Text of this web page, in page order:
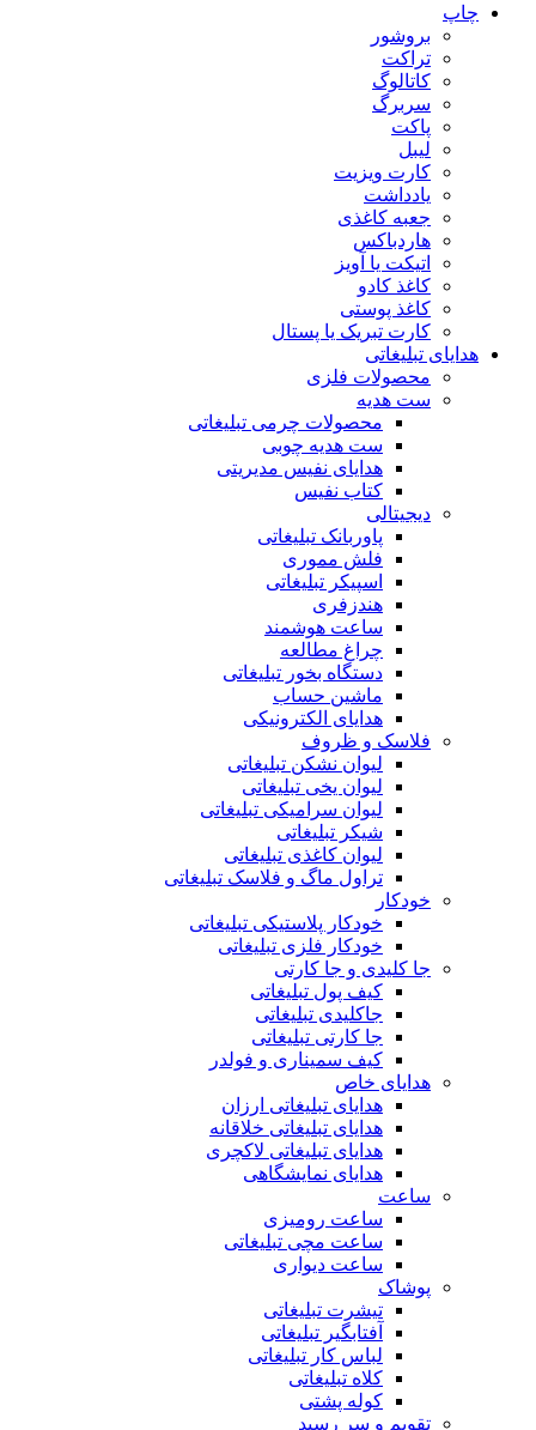
چاپ
بروشور
تراکت
کاتالوگ
سربرگ
پاکت
لیبل
کارت ویزیت
یادداشت
جعبه کاغذی
هاردباکس
اتیکت یا آویز
کاغذ کادو
کاغذ پوستی
کارت تبریک یا پستال
هدایای تبلیغاتی
محصولات فلزی
ست هدیه
محصولات چرمی تبلیغاتی
ست هدیه چوبی
هدایای نفیس مدیریتی
کتاب نفیس
دیجیتالی
پاوربانک تبلیغاتی
فلش مموری
اسپیکر تبلیغاتی
هندزفری
ساعت هوشمند
چراغ مطالعه
دستگاه بخور تبلیغاتی
ماشین حساب
هدایای الکترونیکی
فلاسک و ظروف
لیوان نشکن تبلیغاتی
لیوان یخی تبلیغاتی
لیوان سرامیکی تبلیغاتی
شیکر تبلیغاتی
لیوان کاغذی تبلیغاتی
تراول ماگ و فلاسک تبلیغاتی
خودکار
خودکار پلاستیکی تبلیغاتی
خودکار فلزی تبلیغاتی
جا کلیدی و جا کارتی
کیف پول تبلیغاتی
جاکلیدی تبلیغاتی
جا کارتی تبلیغاتی
کیف سمیناری و فولدر
هدایای خاص
هدایای تبلیغاتی ارزان
هدایای تبلیغاتی خلاقانه
هدایای تبلیغاتی لاکچری
هدایای نمایشگاهی
ساعت
ساعت رومیزی
ساعت مچی تبلیغاتی
ساعت دیواری
پوشاک
تیشرت تبلیغاتی
آفتابگیر تبلیغاتی
لباس کار تبلیغاتی
کلاه تبلیغاتی
کوله پشتی
تقویم و سر رسید